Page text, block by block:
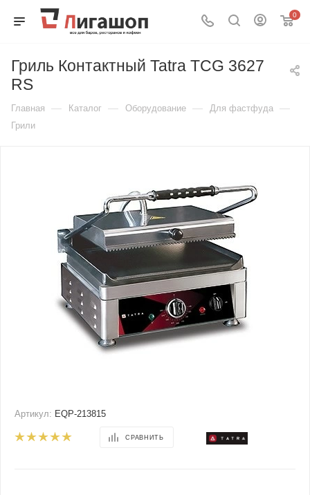
0
Гриль Контактный Tatra TCG 3627
RS
Главная — Каталог — Оборудование — Для фастфуда —
Грили
Артикул: EQP-213815
СРАВНИТЬ